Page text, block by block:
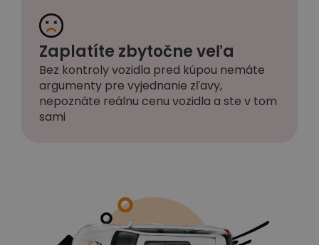
Zaplatíte zbytočne veľa
Bez kontroly vozidla pred kúpou nemáte
argumenty pre vyjednanie zľavy,
nepoznáte reálnu cenu vozidla a ste v tom
sami